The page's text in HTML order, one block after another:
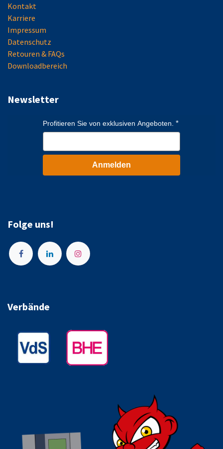
Kontakt
Karriere
Impressum
Datenschutz
Retouren & FAQs
Downloadbereich
Newsletter
Profitieren Sie von exklusiven Angeboten.
Anmelden
Folge uns!
Verbände